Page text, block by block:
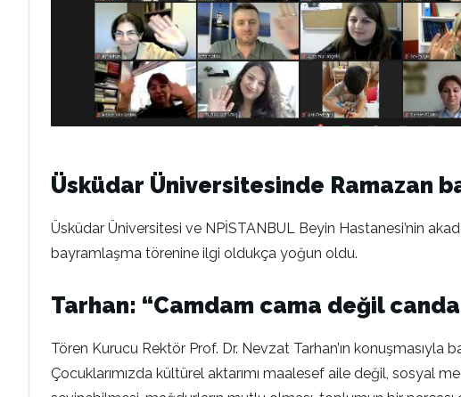
Üsküdar Üniversitesinde Ramazan
Üsküdar Üniversitesi ve NPİSTANBUL Beyin Hastanesi’nin
bayramlaşma törenine ilgi oldukça yoğun oldu.
Tarhan: “Camdam cama değil
Tören Kurucu Rektör Prof. Dr. Nevzat Tarhan’ın
Çocuklarımızda kültürel aktarımı maalesef aile değil, sosyal